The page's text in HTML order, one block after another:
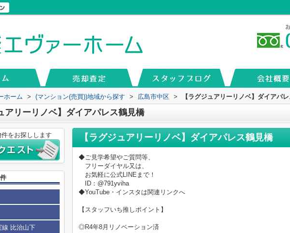
ホーム > (マンション(売買))地域から探す > 広島市中区 > 【ラグジュアリーリノベ】ダイアパ
アリーリノベ】ダイアパレス鶴見橋
【ラグジュアリーリノベ】ダイアパレス鶴見橋
◆ご見学希望やご質問等、
フリーダイヤル又は、
お気軽に公式LINEまで！
ID：@791yviha
◆YouTube・インスタは関連リンクへ
【スタッフいち推しポイント】
◎R4年8月リノベーション済
をお探しします
線 比治山下